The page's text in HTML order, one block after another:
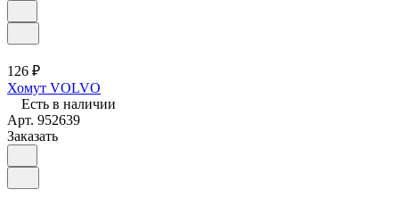
126 ₽
Хомут VOLVO
Есть в наличии
Арт. 952639
Заказать